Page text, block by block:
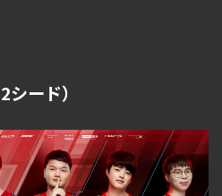
ード）